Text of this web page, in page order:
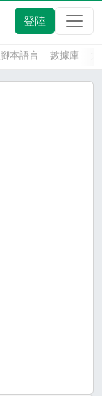
登陸
腳本語言 數據庫